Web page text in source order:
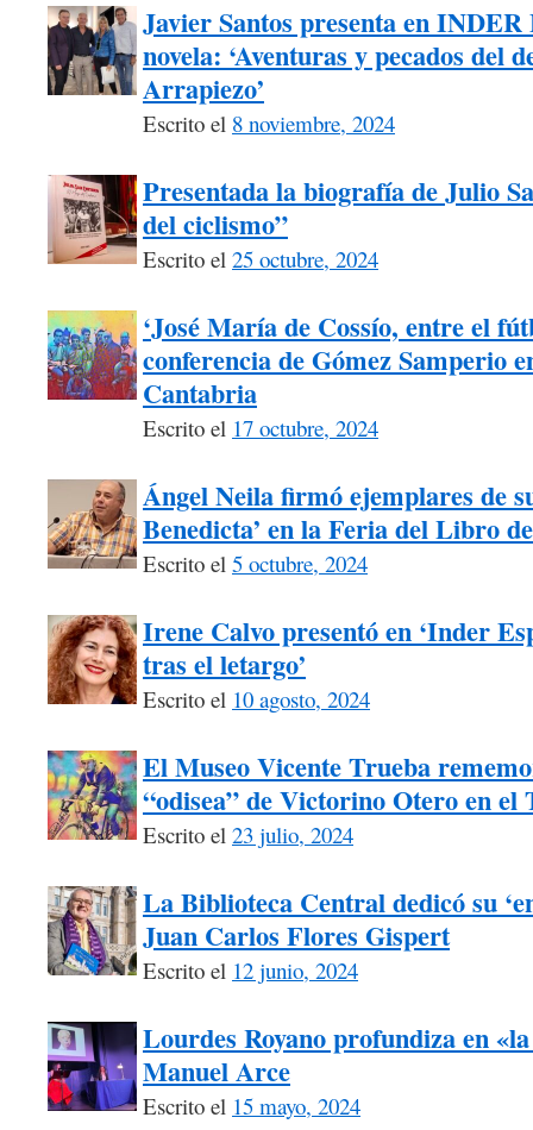
Javier Santos presenta en
novela: ‘Aventuras y pecados del
Arrapiezo’
Escrito el 8 noviembre, 2024
Presentada la biografía de Julio
del ciclismo”
Escrito el 25 octubre, 2024
‘José María de Cossío, entre el
conferencia de Gómez Samperio
Cantabria
Escrito el 17 octubre, 2024
Ángel Neila firmó ejemplares de
Benedicta’ en la Feria del Libro
Escrito el 5 octubre, 2024
Irene Calvo presentó en ‘Inder
tras el letargo’
Escrito el 10 agosto, 2024
El Museo Vicente Trueba
“odisea” de Victorino Otero en el
Escrito el 23 julio, 2024
La Biblioteca Central dedicó su
Juan Carlos Flores Gispert
Escrito el 12 junio, 2024
Lourdes Royano profundiza en
Manuel Arce
Escrito el 15 mayo, 2024